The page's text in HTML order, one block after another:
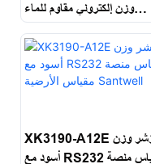
وزن إلكتروني مقاوم للماء
XK3190-A12E مؤشر وزن
أسود مع RS232 مقياس منصة